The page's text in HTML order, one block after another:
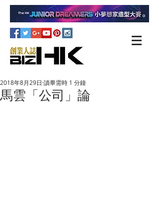
馬雲「公司」論
2018年8月29日 讀畢需時 1 分鐘